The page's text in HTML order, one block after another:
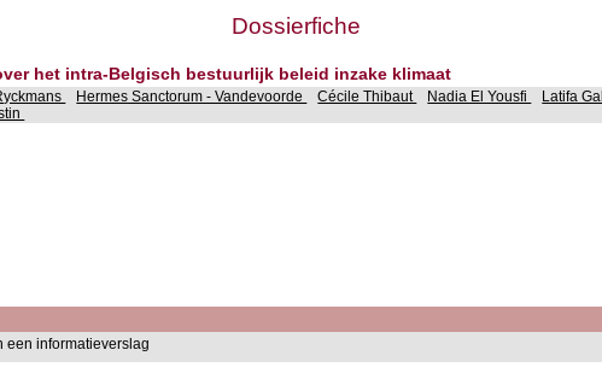
Dossierfiche
het intra-Belgisch bestuurlijk beleid inzake klimaat
Hermes Sanctorum - Vandevoorde Cécile Thibaut Nadia El Yousfi Latifa
een informatieverslag